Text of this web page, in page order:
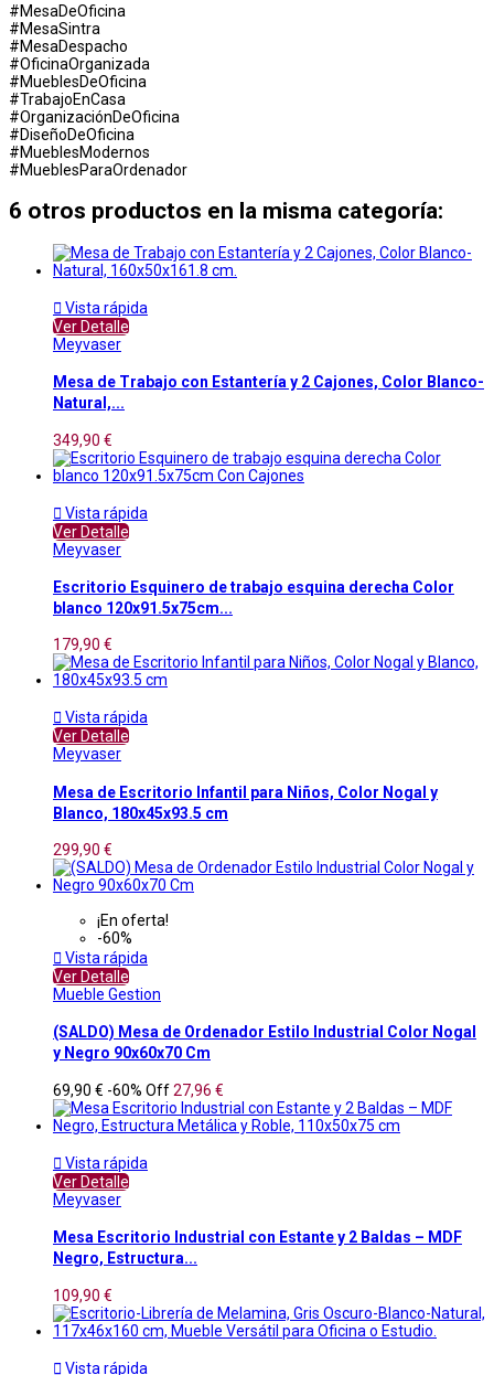
#MesaDeOficina
#MesaSintra
#MesaDespacho
#OficinaOrganizada
#MueblesDeOficina
#TrabajoEnCasa
#OrganizaciónDeOficina
#DiseñoDeOficina
#MueblesModernos
#MueblesParaOrdenador
6 otros productos en la misma categoría:
 Vista rápida
Ver Detalle
Meyvaser
Mesa de Trabajo con Estantería y 2 Cajones, Color Blanco-
Natural,...
349,90 €
 Vista rápida
Ver Detalle
Meyvaser
Escritorio Esquinero de trabajo esquina derecha Color
blanco 120x91.5x75cm...
179,90 €
 Vista rápida
Ver Detalle
Meyvaser
Mesa de Escritorio Infantil para Niños, Color Nogal y
Blanco, 180x45x93.5 cm
299,90 €
¡En oferta!
-60%
 Vista rápida
Ver Detalle
Mueble Gestion
(SALDO) Mesa de Ordenador Estilo Industrial Color Nogal
y Negro 90x60x70 Cm
69,90 € -60% Off27,96 €
 Vista rápida
Ver Detalle
Meyvaser
Mesa Escritorio Industrial con Estante y 2 Baldas – MDF
Negro, Estructura...
109,90 €
 Vista rápida